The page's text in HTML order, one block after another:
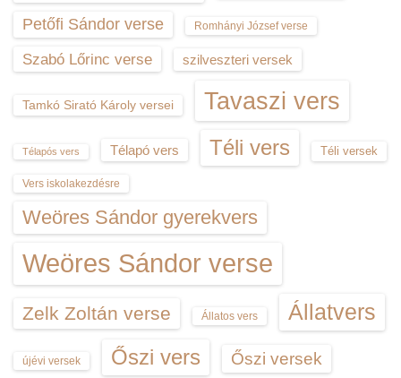
Petőfi Sándor verse Romhányi József verse
Szabó Lőrinc verse szilveszteri versek
Tamkó Sirató Károly versei Tavaszi vers
Télapós vers Télapó vers Téli vers Téli versek
Vers iskolakezdésre
Weöres Sándor gyerekvers
Weöres Sándor verse
Zelk Zoltán verse Állatos vers Állatvers
újévi versek Őszi vers Őszi versek